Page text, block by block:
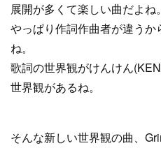
展開が多くて楽しい曲だよね。
やっぱり作詞作曲者が違うか
ね。
歌詞の世界観がけんけん
世界観があるね。
そんな新しい世界観の曲、